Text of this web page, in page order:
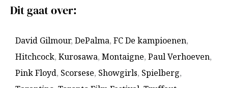
k
Dit gaat over:
David Gilmour, DePalma, FC De kampioenen,
Hitchcock, Kurosawa, Montaigne, Paul Verhoeven,
Pink Floyd, Scorsese, Showgirls, Spielberg,
h